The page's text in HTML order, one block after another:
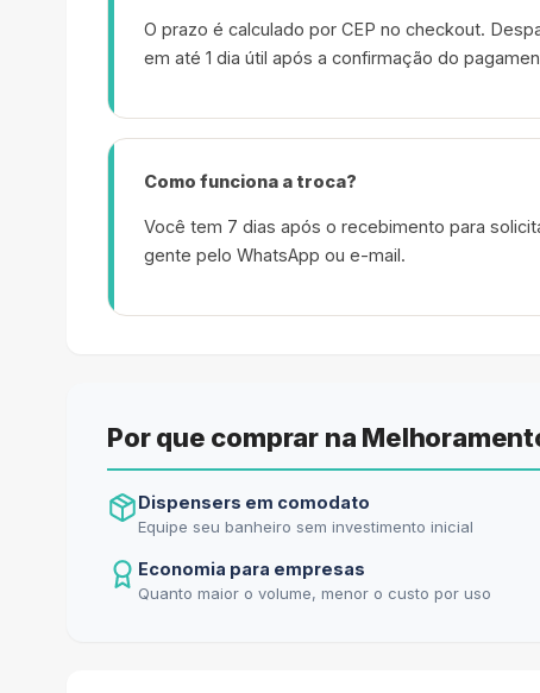
O prazo é calculado por CEP no checkout.
em até 1 dia útil após a confirmação do
Como funciona a troca?
Você tem 7 dias após o recebimento para
gente pelo WhatsApp ou e-mail.
Por que comprar na
Dispensers em comodato
Equipe seu banheiro sem investimento inicial
Economia para empresas
Quanto maior o volume, menor o custo por uso